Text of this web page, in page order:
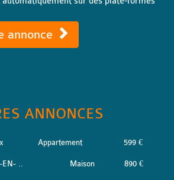
annonce
ANNONCES
Appartement 599 €
EN- .. Maison 890 €